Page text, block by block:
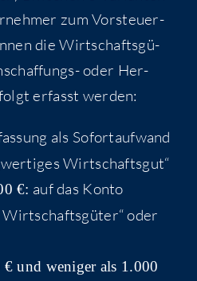
zum Vor­steu­er­
die Wirt­schafts­gü­
oder Her­
erfasst werden:
als Sofort­auf­wand
Wirtschaftsgut“
€: auf das Kon­to
oder
und weni­ger als 1.000